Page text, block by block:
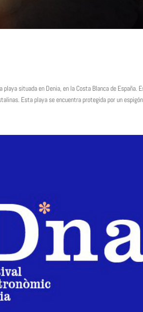
situada en Denia, en la Costa Blanca de España.
Esta playa se encuentra protegida por un